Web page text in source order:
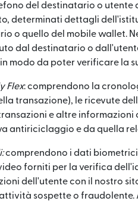
del destinatario o utente
determinati dettagli
o quello del mobile wallet.
dal destinatario o
modo da poter verificare la
Flex: comprendono la
transazione), le ricevute
e altre
antiriciclaggio e da quella
comprendono i dati
forniti per la verifica
dell'utente con il nostro
sospette o